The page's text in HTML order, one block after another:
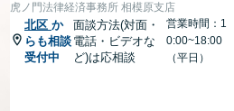
虎ノ門法律経済事務所 相模原支店
北区 か
らも相談
受付中
面談方法(対面・
電話・ビデオな
ど)は応相談
営業時間：1
0:00~18:00
（平日）